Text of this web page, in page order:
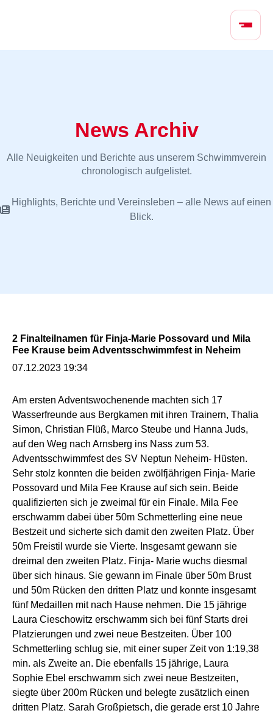
N
ü
r
g
News Archiv
Alle Neuigkeiten und Berichte aus unserem Schwimmverein
chronologisch aufgelistet.
Highlights, Berichte und Vereinsleben – alle News auf einen
Blick.
2 Finalteilnamen für Finja-Marie Possovard und Mila
Fee Krause beim Adventsschwimmfest in Neheim
07.12.2023 19:34
Am ersten Adventswochenende machten sich 17
Wasserfreunde aus Bergkamen mit ihren Trainern, Thalia
Simon, Christian Flüß, Marco Steube und Hanna Juds,
auf den Weg nach Arnsberg ins Nass zum 53.
Adventsschwimmfest des SV Neptun Neheim- Hüsten.
Sehr stolz konnten die beiden zwölfjährigen Finja- Marie
Possovard und Mila Fee Krause auf sich sein. Beide
qualifizierten sich je zweimal für ein Finale. Mila Fee
erschwamm dabei über 50m Schmetterling eine neue
Bestzeit und sicherte sich damit den zweiten Platz. Über
50m Freistil wurde sie Vierte. Insgesamt gewann sie
dreimal den zweiten Platz. Finja- Marie wuchs diesmal
über sich hinaus. Sie gewann im Finale über 50m Brust
und 50m Rücken den dritten Platz und konnte insgesamt
fünf Medaillen mit nach Hause nehmen. Die 15 jährige
Laura Cieschowitz erschwamm sich bei fünf Starts drei
Platzierungen und zwei neue Bestzeiten. Über 100
Schmetterling schlug sie, mit einer super Zeit von 1:19,38
min. als Zweite an. Die ebenfalls 15 jährige, Laura
Sophie Ebel erschwamm sich zwei neue Bestzeiten,
siegte über 200m Rücken und belegte zusätzlich einen
dritten Platz. Sarah Großpietsch, die gerade erst 10 Jahre